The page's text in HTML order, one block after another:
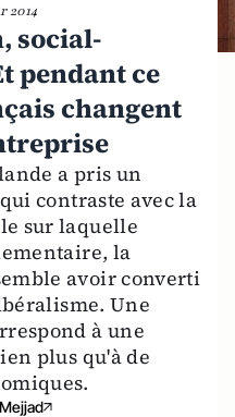
2014
social-
pendant ce
changent
a pris un
contraste avec la
sur laquelle
la
avoir converti
Une
à une
plus qu'à de